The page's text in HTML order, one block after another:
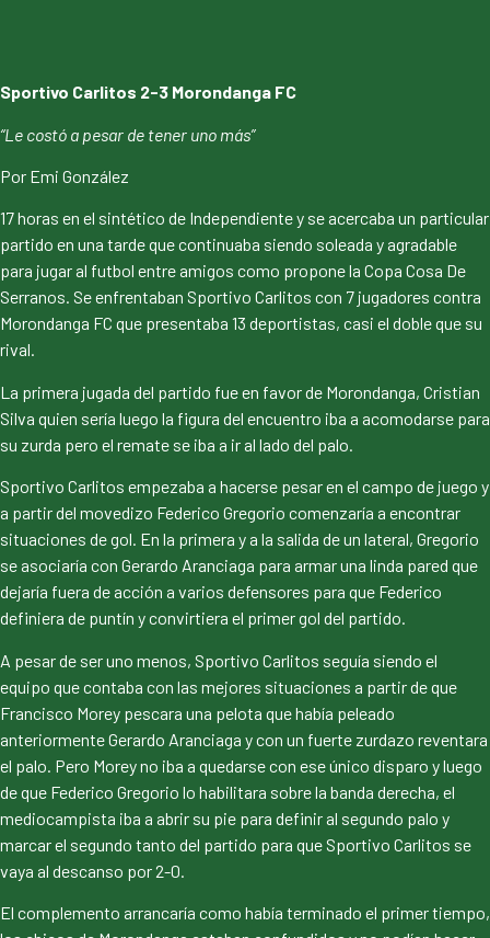
Sportivo Carlitos 2-3 Morondanga FC
“Le costó a pesar de tener uno más”
Por Emi González
17 horas en el sintético de Independiente y se acercaba un particular
partido en una tarde que continuaba siendo soleada y agradable
para jugar al futbol entre amigos como propone la Copa Cosa De
Serranos. Se enfrentaban Sportivo Carlitos con 7 jugadores contra
Morondanga FC que presentaba 13 deportistas, casi el doble que su
rival.
La primera jugada del partido fue en favor de Morondanga, Cristian
Silva quien sería luego la figura del encuentro iba a acomodarse para
su zurda pero el remate se iba a ir al lado del palo.
Sportivo Carlitos empezaba a hacerse pesar en el campo de juego y
a partir del movedizo Federico Gregorio comenzaría a encontrar
situaciones de gol. En la primera y a la salida de un lateral, Gregorio
se asociaría con Gerardo Aranciaga para armar una linda pared que
dejaría fuera de acción a varios defensores para que Federico
definiera de puntín y convirtiera el primer gol del partido.
A pesar de ser uno menos, Sportivo Carlitos seguía siendo el
equipo que contaba con las mejores situaciones a partir de que
Francisco Morey pescara una pelota que había peleado
anteriormente Gerardo Aranciaga y con un fuerte zurdazo reventara
el palo. Pero Morey no iba a quedarse con ese único disparo y luego
de que Federico Gregorio lo habilitara sobre la banda derecha, el
mediocampista iba a abrir su pie para definir al segundo palo y
marcar el segundo tanto del partido para que Sportivo Carlitos se
vaya al descanso por 2-0.
El complemento arrancaría como había terminado el primer tiempo,